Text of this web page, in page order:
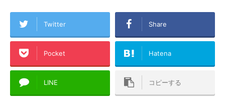
Twitter Share
Pocket Hatena
LINE コピーする